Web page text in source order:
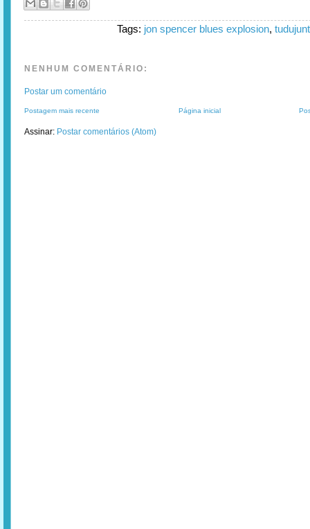
Tags: jon spencer blues explosion,
NENHUM COMENTÁRIO:
Postar um comentário
Postagem mais recente Página inicial
Assinar: Postar comentários (Atom)